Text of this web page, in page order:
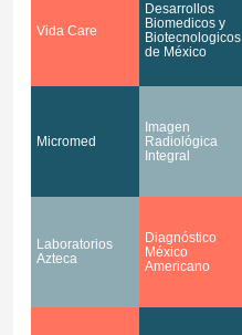
Vida Care
Desarrollos
Biomedicos y
Biotecnologicos
de México
Micromed
Imagen
Radiológica
Integral
Laboratorios
Azteca
Diagnóstico
México
Americano